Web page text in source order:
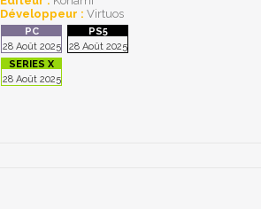
Développeur : Virtuos
28 Août 2025 28 Août 2025
28 Août 2025